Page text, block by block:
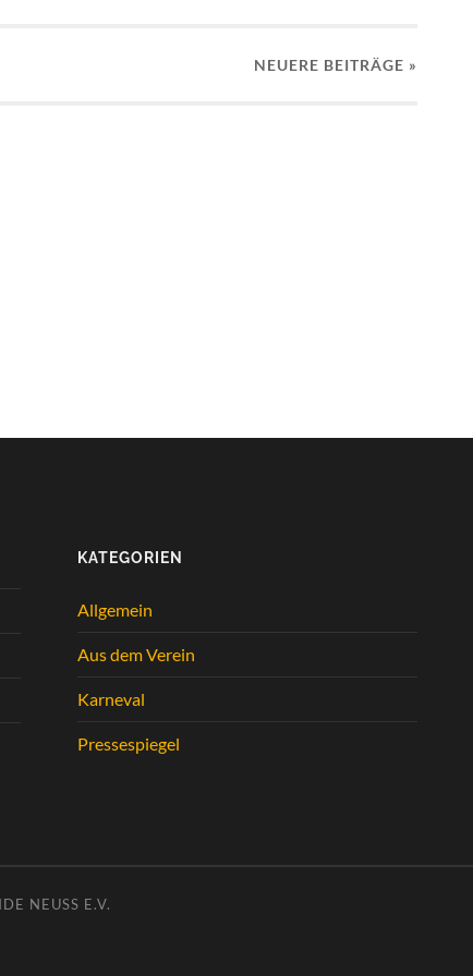
NEUERE BEITRÄGE »
KATEGORIEN
Allgemein
Aus dem Verein
Karneval
Pressespiegel
NEUSS E.V.